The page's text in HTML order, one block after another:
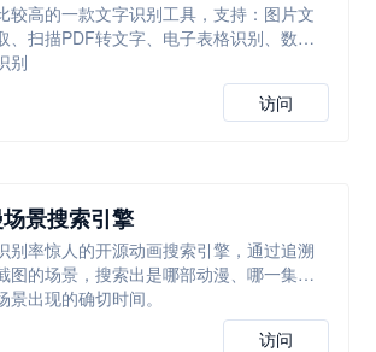
较高的一款文字识别工具，支持：图片文
、扫描PDF转文字、电子表格识别、数学
别
访问
景搜索引擎
别率惊人的开源动画搜索引擎，通过追溯
图的场景，搜索出是哪部动漫、哪一集以
景出现的确切时间。
访问